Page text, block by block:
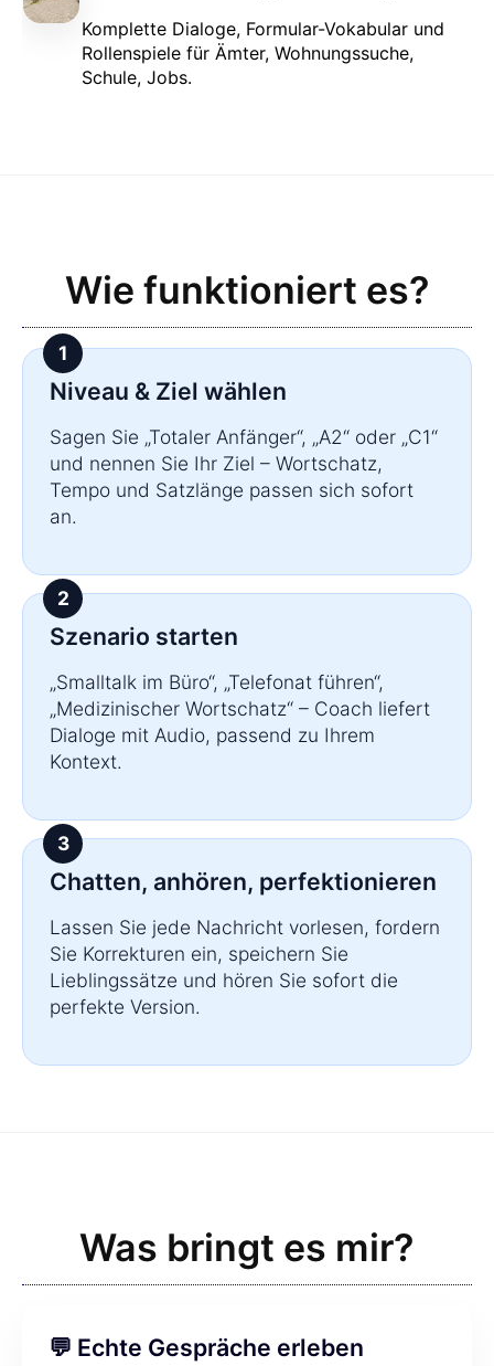
Komplette Dialoge, Formular-Vokabular und
Rollenspiele für Ämter, Wohnungssuche,
Schule, Jobs.
Wie funktioniert es?
Niveau & Ziel wählen
Sagen Sie „Totaler Anfänger“, „A2“ oder „C1“
und nennen Sie Ihr Ziel – Wortschatz,
Tempo und Satzlänge passen sich sofort
an.
Szenario starten
„Smalltalk im Büro“, „Telefonat führen“,
„Medizinischer Wortschatz“ – Coach liefert
Dialoge mit Audio, passend zu Ihrem
Kontext.
Chatten, anhören, perfektionieren
Lassen Sie jede Nachricht vorlesen, fordern
Sie Korrekturen ein, speichern Sie
Lieblingssätze und hören Sie sofort die
perfekte Version.
Was bringt es mir?
💬 Echte Gespräche erleben